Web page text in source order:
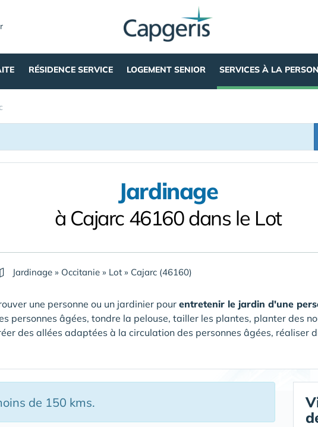
RÉSIDENCE SERVICE LOGEMENT SENIOR SERVICES À LA
Jardinage
à Cajarc 46160 dans le Lot
Jardinage » Occitanie » Lot » Cajarc (46160)
une personne ou un jardinier pour entretenir le jardin d'une
personnes âgées, tondre la pelouse, tailler les plantes, planter des
des allées adaptées à la circulation des personnes âgées, réaliser
de 150 kms.